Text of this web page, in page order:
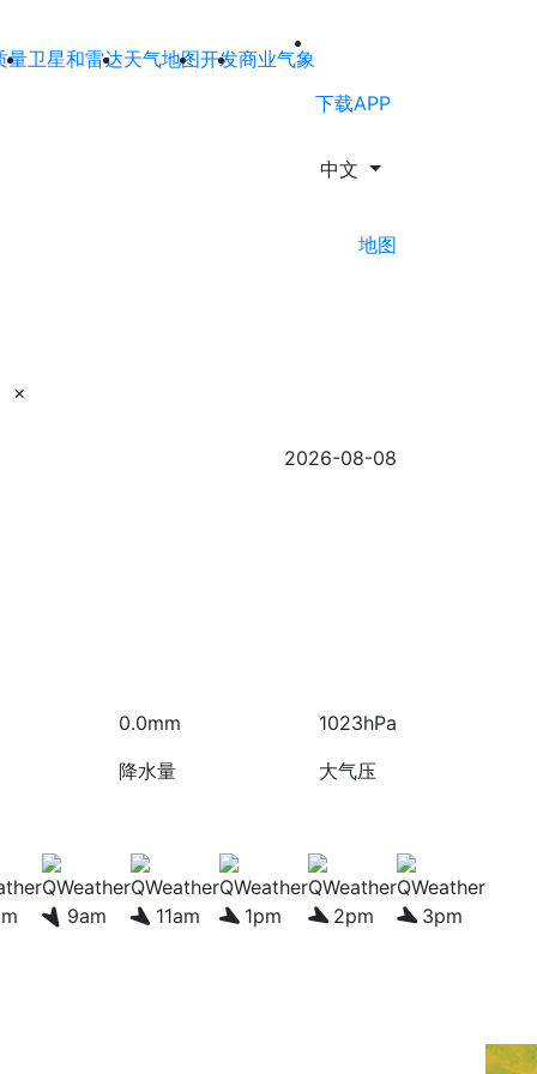
量卫星和雷达天气地图开发商业气象
下载APP
中文
地图
×
2026-08-08
0.0mm
降水量
1023hPa
大气压
9am 11am 1pm 2pm 3pm